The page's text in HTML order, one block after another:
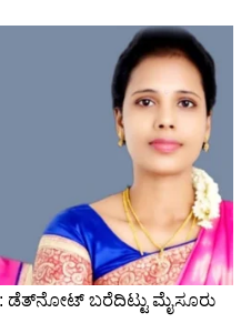
ಫುಲ್ ಖುಷ್​
ಫೋಟೋಗಳಿಗೆ ಲೈಕ್​ಗಳ